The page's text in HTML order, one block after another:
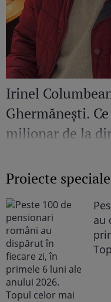
Irinel
Ghermănești.
milionar de la
Proiecte speciale
au